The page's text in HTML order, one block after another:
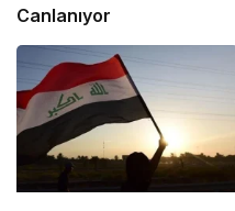
Canlanıyor